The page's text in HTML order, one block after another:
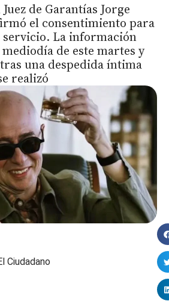
de Garantías Jorge
el consentimiento para
servicio. La información
de este martes y
una despedida íntima
realizó
Ciudadano